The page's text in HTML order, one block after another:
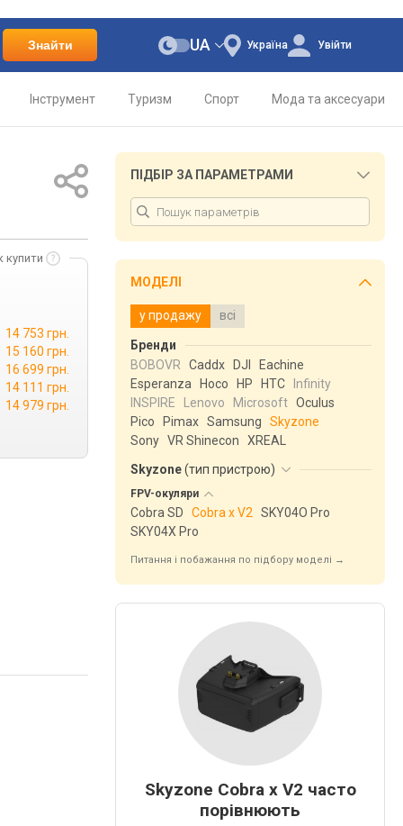
Знайти Україна
UA Увійти
Інструмент Туризм Спорт Мода та аксесуари
купити
14 753 грн.
15 160 грн.
16 699 грн.
14 111 грн.
14 979 грн.
ПІДБІР ЗА ПАРАМЕТРАМИ
МОДЕЛІ
у продажу всі
Бренди
BOBOVR
Caddx DJI
Eachine
Esperanza
Hoco HP HTC
Infinity
INSPIRE
Lenovo Microsoft Oculus
Pico
Pimax Samsung
Skyzone
Sony VR Shinecon
XREAL
Skyzone(тип пристрою)
FPV-окуляри
Cobra SD Cobra x V2
SKY04O Pro
SKY04X Pro
Питання і побажання по підбору моделі →
Skyzone Cobra x V2 часто
порівнюють